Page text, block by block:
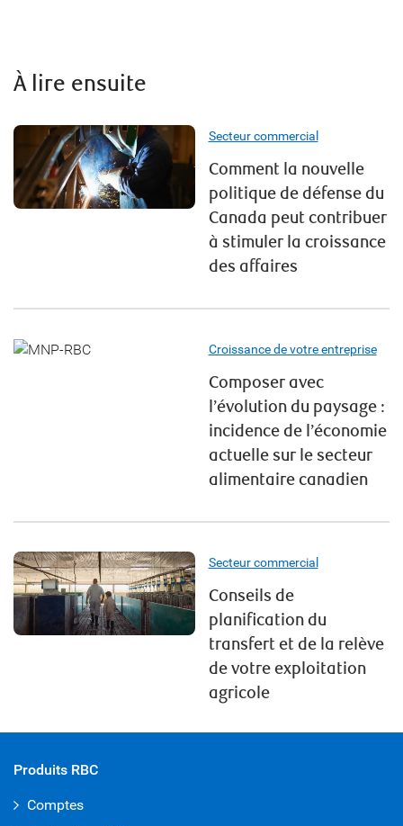
À lire ensuite
Secteur commercial
Comment la nouvelle
politique de défense du
Canada peut contribuer
à stimuler la croissance
des affaires
Croissance de votre entreprise
Composer avec
l’évolution du paysage :
incidence de l’économie
actuelle sur le secteur
alimentaire canadien
Secteur commercial
Conseils de
planification du
transfert et de la relève
de votre exploitation
agricole
Produits RBC
Comptes